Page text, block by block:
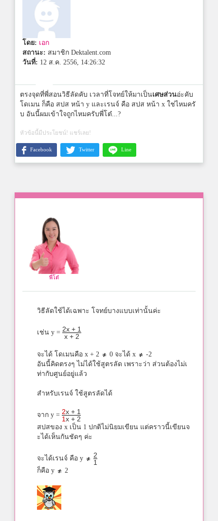
โดย: เอก
สถานะ: สมาชิก Dektalent.com
วันที่: 12 ส.ค. 2556, 14:26:32
ตรงจุดที่พี่สอนวิธีลัดคับ เวลาที่โจทย์ให้มาเป็นเศษส่วนอ่ะคับ
โดเมน ก็คือ สปส หน้า y และเรนจ์ คือ สปส หน้า x ใช่ไหมครั
บ อันนี้ผมเข้าใจถูกไหมครับพี่โต๋...?
หัวข้อนี้มีประโยชน์! แชร์เลย!
Facebook Twitter Line
พี่โต๋
วิธีลัดใช้ได้เฉพาะ โจทย์บางแบบเท่านั้นค่ะ
เช่น y = 2x + 1
x + 2
จะได้ โดเมนคือ x + 2 0 จะได้ x
-2
อันนี้คิดตรงๆ ไม่ได้ใช้สูตรลัด เพราะว่า ส่วนต้องไม่เ
ท่ากับศูนย์อยู่แล้ว
สำหรับเรนจ์ ใช้สูตรลัดได้
จาก y = 2x + 1
1x + 2
สปสของ x เป็น 1 ปกติไม่นิยมเขียน แต่คราวนี้เขียนจ
ะได้เห็นกันชัดๆ ค่ะ
จะได้เรนจ์ คือ y
2
1
ก็คือ y 2